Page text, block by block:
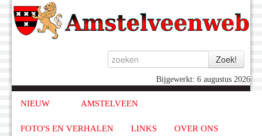
Bijgewerkt: 6 augustus 2026
NIEUW AMSTELVEEN
FOTO'S EN VERHALEN LINKS OVER ONS